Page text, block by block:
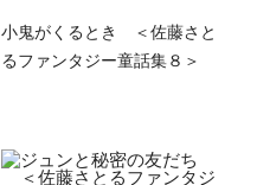
小鬼がくるとき ＜佐藤さと
るファンタジー童話集８＞